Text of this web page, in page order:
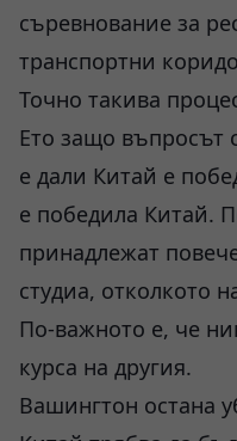
съревнование за
транспортни
Точно такива
Ето защо въпросът
е дали Китай е
е победила Китай.
принадлежат
студиа, отколкото
По-важното е, че
курса на другия.
Вашингтон остана